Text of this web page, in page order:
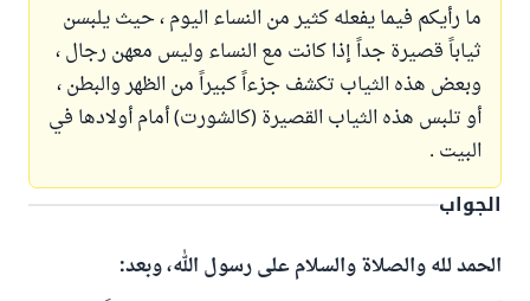
ما رأيكم فيما يفعله كثير من النساء اليوم ، حيث يلبسن
ثياباً قصيرة جداً إذا كانت مع النساء وليس معهن رجال ،
وبعض هذه الثياب تكشف جزءاً كبيراً من الظهر والبطن ،
أو تلبس هذه الثياب القصيرة (كالشورت) أمام أولادها في
البيت .
الجواب
الحمد لله والصلاة والسلام على رسول الله، وبعد: